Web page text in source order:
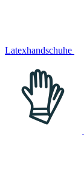
Latexhandschuhe